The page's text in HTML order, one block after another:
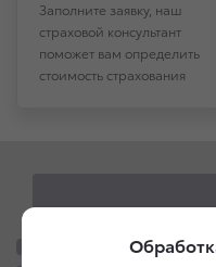
Заполните заявку, наш
страховой консультант
поможет вам определить
стоимость страхования